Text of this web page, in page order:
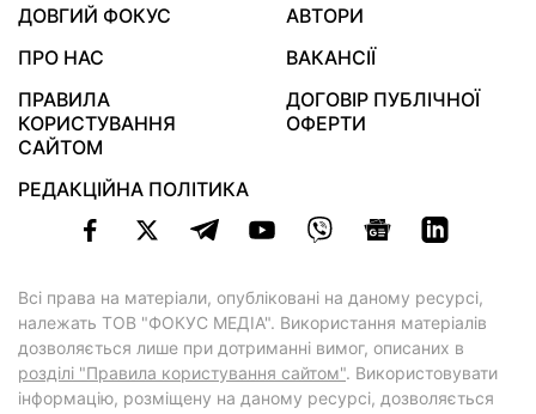
ДОВГИЙ ФОКУС
АВТОРИ
ПРО НАС
ВАКАНСІЇ
ПРАВИЛА
КОРИСТУВАННЯ
САЙТОМ
ДОГОВІР ПУБЛІЧНОЇ
ОФЕРТИ
РЕДАКЦІЙНА ПОЛІТИКА
Всі права на матеріали, опубліковані на даному ресурсі,
належать ТОВ "ФОКУС МЕДІА". Використання матеріалів
дозволяється лише при дотриманні вимог, описаних в
розділі "Правила користування сайтом". Використовувати
інформацію, розміщену на даному ресурсі, дозволяється